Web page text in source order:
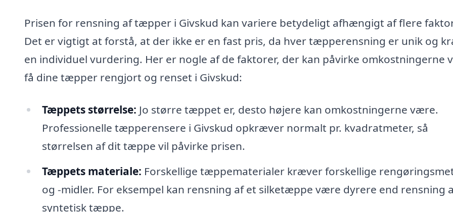
Prisen for rensning af tæpper i Givskud kan variere betydeligt afhængigt af flere
Det er vigtigt at forstå, at der ikke er en fast pris, da hver tæpperensning er unik og
en individuel vurdering. Her er nogle af de faktorer, der kan påvirke omkostningerne
få dine tæpper rengjort og renset i Givskud:
Tæppets størrelse: Jo større tæppet er, desto højere kan omkostningerne være.
Professionelle tæpperensere i Givskud opkræver normalt pr. kvadratmeter, så
størrelsen af dit tæppe vil påvirke prisen.
Tæppets materiale: Forskellige tæppematerialer kræver forskellige
og -midler. For eksempel kan rensning af et silketæppe være dyrere end rensning
syntetisk tæppe.